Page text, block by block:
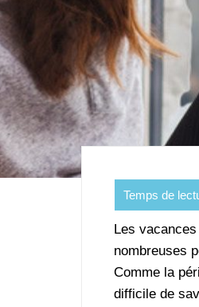
Les
nombreuses
Comme la
difficile de